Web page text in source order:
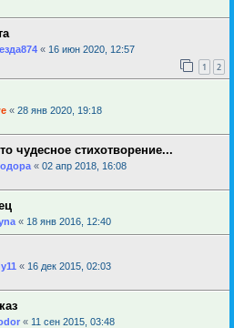
« 16 июн 2020, 12:57
1 2
« 28 янв 2020, 19:18
чудесное стихотворение...
« 02 апр 2018, 16:08
« 18 янв 2016, 12:40
« 16 дек 2015, 02:03
« 11 сен 2015, 03:48